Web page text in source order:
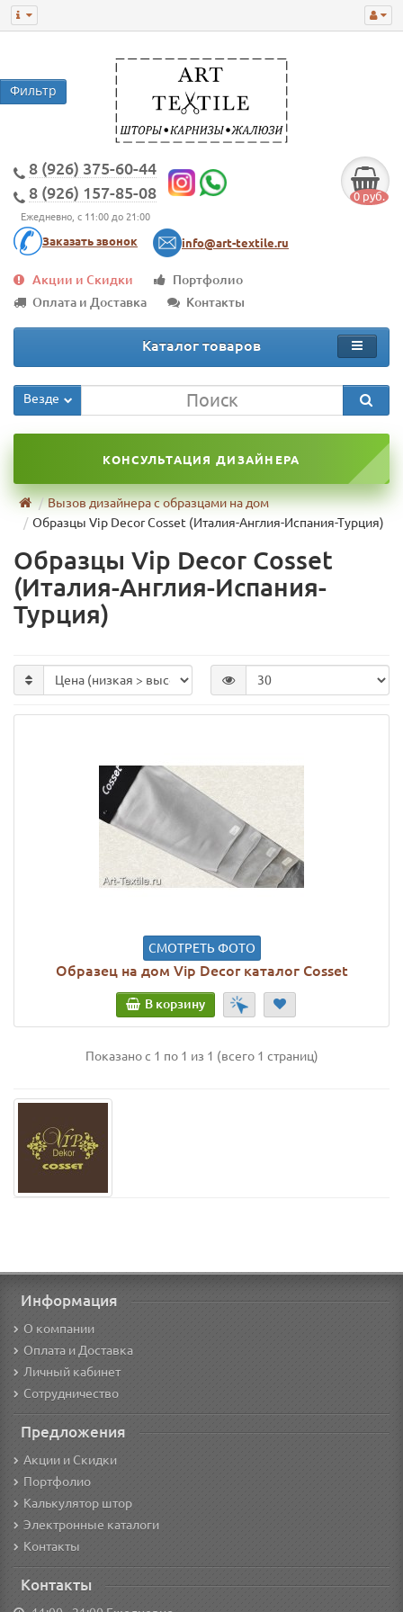
8 (926) 375-60-44
8 (926) 157-85-08
Ежедневно, с 11:00 до 21:00
Заказать звонок info@art-textile.ru
0 руб.
Акции и Скидки
Портфолио
Оплата и Доставка
Контакты
Каталог товаров
Везде
КОНСУЛЬТАЦИЯ ДИЗАЙНЕРА
Вызов дизайнера с образцами на дом
Образцы Vip Decor Cosset (Италия-Англия-Испания-Турция)
Образцы Vip Decor Cosset
(Италия-Англия-Испания-
Турция)
СМОТРЕТЬ ФОТО
Образец на дом Vip Decor каталог Cosset
В корзину
Показано с 1 по 1 из 1 (всего 1 страниц)
Информация
О компании
Оплата и Доставка
Личный кабинет
Сотрудничество
Предложения
Акции и Скидки
Портфолио
Калькулятор штор
Электронные каталоги
Контакты
Контакты